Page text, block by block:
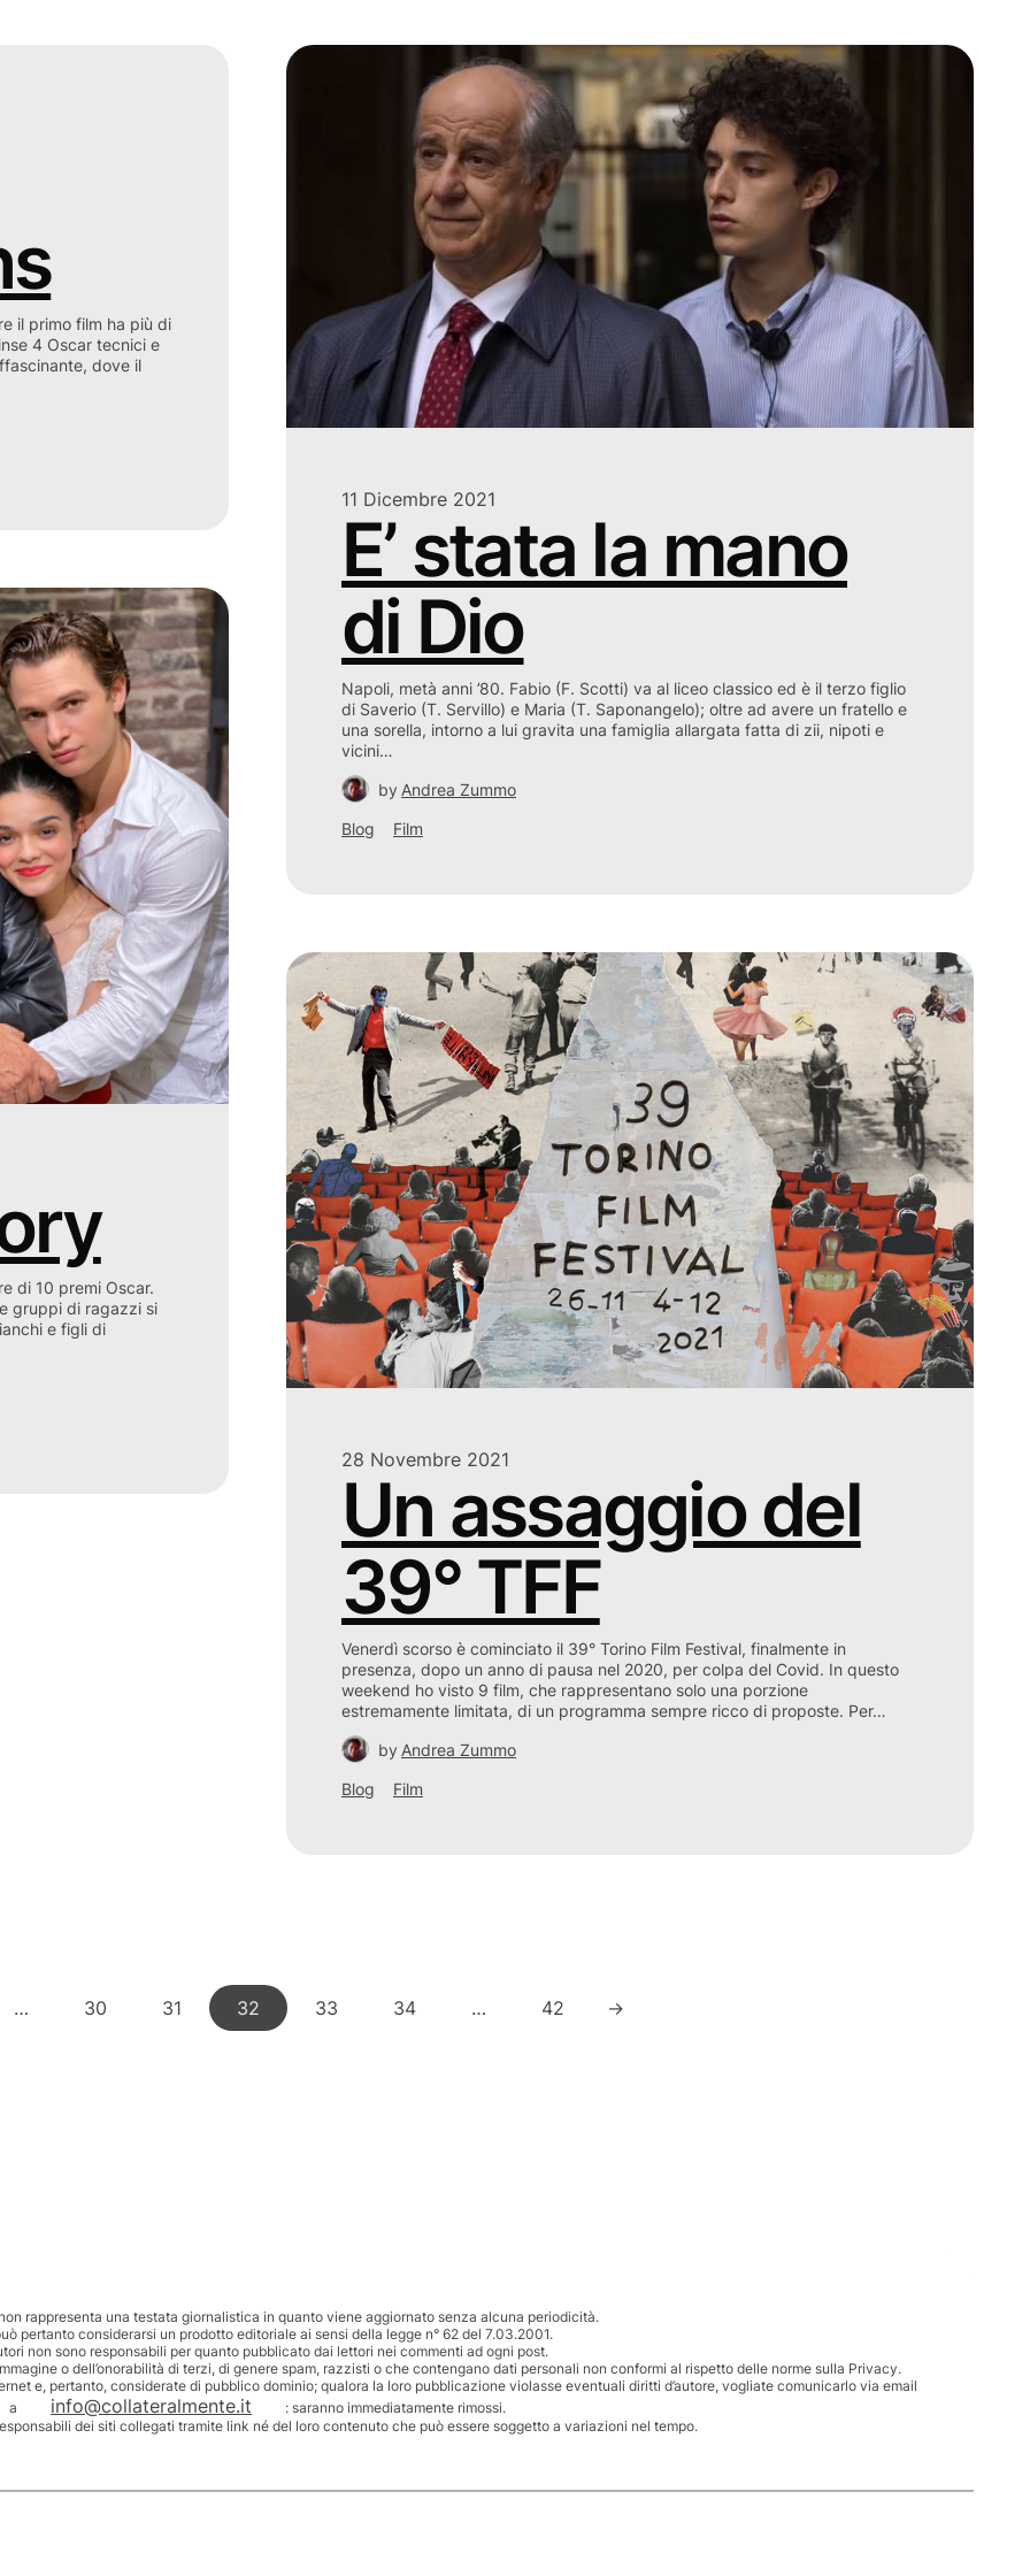
il primo film ha più di
4 Oscar tecnici e
dove il
di 10 premi Oscar.
gruppi di ragazzi si
e figli di
11 Dicembre 2021
E’ stata la mano
di Dio
Napoli, metà anni ’80. Fabio (F. Scotti) va al liceo classico ed è il terzo figlio
di Saverio (T. Servillo) e Maria (T. Saponangelo); oltre ad avere un fratello e
una sorella, intorno a lui gravita una famiglia allargata fatta di zii, nipoti e
vicini…
by Andrea Zummo
Blog
Film
28 Novembre 2021
Un assaggio del
39° TFF
Venerdì scorso è cominciato il 39° Torino Film Festival, finalmente in
presenza, dopo un anno di pausa nel 2020, per colpa del Covid. In questo
weekend ho visto 9 film, che rappresentano solo una porzione
estremamente limitata, di un programma sempre ricco di proposte. Per…
by Andrea Zummo
Blog
Film
… 30 31 32 33 34 … 42 →
rappresenta una testata giornalistica in quanto viene aggiornato senza alcuna periodicità.
pertanto considerarsi un prodotto editoriale ai sensi della legge n° 62 del 7.03.2001.
non sono responsabili per quanto pubblicato dai lettori nei commenti ad ogni post.
o dell’onorabilità di terzi, di genere spam, razzisti o che contengano dati personali non conformi al rispetto delle norme sulla Privacy.
e, pertanto, considerate di pubblico dominio; qualora la loro pubblicazione violasse eventuali diritti d’autore, vogliate comunicarlo via email
a
info@collateralmente.it
: saranno immediatamente rimossi.
dei siti collegati tramite link né del loro contenuto che può essere soggetto a variazioni nel tempo.